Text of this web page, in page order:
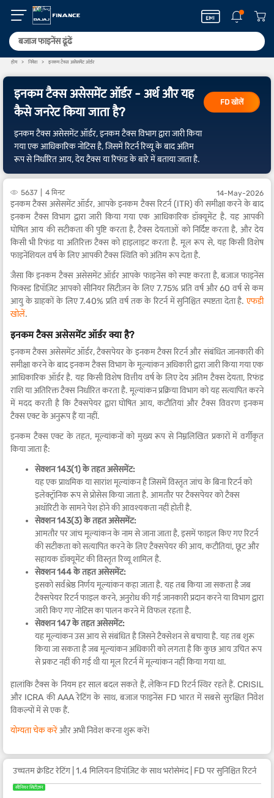
होम निवेश इनकम टैक्स असेसमेंट ऑर्डर
इनकम टैक्स असेसमेंट ऑर्डर - अर्थ और यह
कैसे जनरेट किया जाता है?
इनकम टैक्स असेसमेंट ऑर्डर, इनकम टैक्स विभाग द्वारा जारी किया
गया एक आधिकारिक नोटिस है, जिसमें रिटर्न रिव्यू के बाद अंतिम
रूप से निर्धारित आय, देय टैक्स या रिफंड के बारे में बताया जाता है.
FD खोलें
5637 4 मिनट 14-May-2026
इनकम टैक्स असेसमेंट ऑर्डर, आपके इनकम टैक्स रिटर्न (ITR) की समीक्षा करने के बाद
इनकम टैक्स विभाग द्वारा जारी किया गया एक आधिकारिक डॉक्यूमेंट है. यह आपकी
घोषित आय की सटीकता की पुष्टि करता है, टैक्स देयताओं को निर्दिष्ट करता है, और देय
किसी भी रिफंड या अतिरिक्त टैक्स को हाइलाइट करता है. मूल रूप से, यह किसी विशेष
फाइनेंशियल वर्ष के लिए आपकी टैक्स स्थिति को अंतिम रूप देता है.
जैसा कि इनकम टैक्स असेसमेंट ऑर्डर आपके फाइनेंस को स्पष्ट करता है, बजाज फाइनेंस
फिक्स्ड डिपॉज़िट आपको सीनियर सिटीज़न के लिए 7.75% प्रति वर्ष और 60 वर्ष से कम
आयु के ग्राहकों के लिए 7.40% प्रति वर्ष तक के रिटर्न में सुनिश्चित स्पष्टता देता है.एफडी
खोलें.
इनकम टैक्स असेसमेंट ऑर्डर क्या है?
इनकम टैक्स असेसमेंट ऑर्डर, टैक्सपेयर के इनकम टैक्स रिटर्न और संबंधित जानकारी की
समीक्षा करने के बाद इनकम टैक्स विभाग के मूल्यांकन अधिकारी द्वारा जारी किया गया एक
आधिकारिक ऑर्डर है. यह किसी विशेष वित्तीय वर्ष के लिए देय अंतिम टैक्स देयता, रिफंड
राशि या अतिरिक्त टैक्स निर्धारित करता है. मूल्यांकन प्रक्रिया विभाग को यह सत्यापित करने
में मदद करती है कि टैक्सपेयर द्वारा घोषित आय, कटौतियां और टैक्स विवरण इनकम
टैक्स एक्ट के अनुरूप हैं या नहीं.
इनकम टैक्स एक्ट के तहत, मूल्यांकनों को मुख्य रूप से निम्नलिखित प्रकारों में वर्गीकृत
किया जाता है:
सेक्शन 143(1) के तहत असेसमेंट:
यह एक प्राथमिक या सारांश मूल्यांकन है जिसमें विस्तृत जांच के बिना रिटर्न को
इलेक्ट्रॉनिक रूप से प्रोसेस किया जाता है. आमतौर पर टैक्सपेयर को टैक्स
अथॉरिटी के सामने पेश होने की आवश्यकता नहीं होती है.
सेक्शन 143(3) के तहत असेसमेंट:
आमतौर पर जांच मूल्यांकन के नाम से जाना जाता है, इसमें फाइल किए गए रिटर्न
की सटीकता को सत्यापित करने के लिए टैक्सपेयर की आय, कटौतियां, छूट और
सहायक डॉक्यूमेंट की विस्तृत रिव्यू शामिल है.
सेक्शन 144 के तहत असेसमेंट:
इसको सर्वश्रेष्ठ निर्णय मूल्यांकन कहा जाता है. यह तब किया जा सकता है जब
टैक्सपेयर रिटर्न फाइल करने, अनुरोध की गई जानकारी प्रदान करने या विभाग द्वारा
जारी किए गए नोटिस का पालन करने में विफल रहता है.
सेक्शन 147 के तहत असेसमेंट:
यह मूल्यांकन उस आय से संबंधित है जिसने टैक्सेशन से बचाया है. यह तब शुरू
किया जा सकता है जब मूल्यांकन अधिकारी को लगता है कि कुछ आय उचित रूप
से प्रकट नहीं की गई थी या मूल रिटर्न में मूल्यांकन नहीं किया गया था.
हालांकि टैक्स के नियम हर साल बदल सकते हैं, लेकिन FD रिटर्न स्थिर रहते हैं. CRISIL
और ICRA की AAA रेटिंग के साथ, बजाज फाइनेंस FD भारत में सबसे सुरक्षित निवेश
विकल्पों में से एक हैं.
योग्यता चेक करेंऔर अभी निवेश करना शुरू करें!
उच्चतम क्रेडिट रेटिंग | 1.4 मिलियन डिपॉज़िट के साथ भरोसेमंद | FD पर सुनिश्चित रिटर्न
सीनियर सिटीज़न